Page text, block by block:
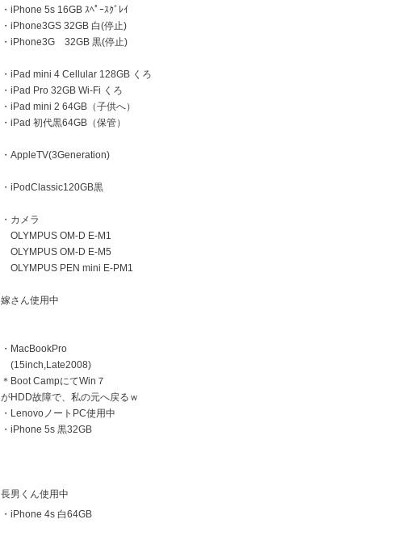
・iPhone 5s 16GB ｽﾍﾟｰｽｸﾞﾚｲ
・iPhone3GS 32GB 白(停止)
・iPhone3G 32GB 黒(停止)
・iPad mini 4 Cellular 128GB くろ
・iPad Pro 32GB Wi-Fi くろ
・iPad mini 2 64GB（子供へ）
・iPad 初代黒64GB（保管）
・AppleTV(3Generation)
・iPodClassic120GB黒
・カメラ
OLYMPUS OM-D E-M1
OLYMPUS OM-D E-M5
OLYMPUS PEN mini E-PM1
嫁さん使用中
・MacBookPro
(15inch,Late2008)
＊Boot CampにてWin７
がHDD故障で、私の元へ戻るｗ
・LenovoノートPC使用中
・iPhone 5s 黒32GB
長男くん使用中
・iPhone 4s 白64GB